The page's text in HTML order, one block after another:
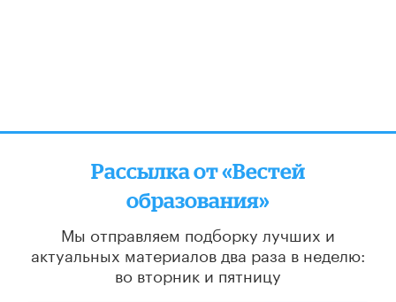
Рассылка от «Вестей
образования»
Мы отправляем подборку лучших и
актуальных материалов два раза в неделю:
во вторник и пятницу